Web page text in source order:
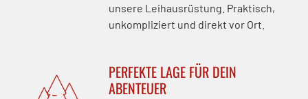
unsere Leihausrüstung. Praktisch,
unkompliziert und direkt vor Ort.
PERFEKTE LAGE FÜR DEIN
ABENTEUER